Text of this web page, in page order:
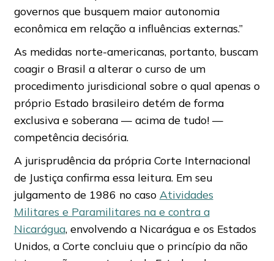
governos que busquem maior autonomia
econômica em relação a influências externas.”
As medidas norte-americanas, portanto, buscam
coagir o Brasil a alterar o curso de um
procedimento jurisdicional sobre o qual apenas o
próprio Estado brasileiro detém de forma
exclusiva e soberana — acima de tudo! —
competência decisória.
A jurisprudência da própria Corte Internacional
de Justiça confirma essa leitura. Em seu
julgamento de 1986 no caso Atividades
Militares e Paramilitares na e contra a
Nicarágua, envolvendo a Nicarágua e os Estados
Unidos, a Corte concluiu que o princípio da não